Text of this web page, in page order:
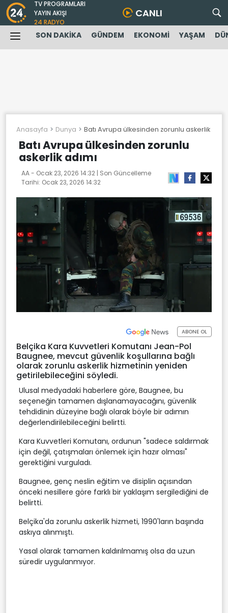
TV PROGRAMLARI
YAYIN AKIŞI
24 RADYO
CANLI
SON DAKİKA GÜNDEM EKONOMİ YAŞAM
Anasayfa Dunya Batı Avrupa ülkesinden zorunlu askerlik
Batı Avrupa ülkesinden zorunlu
askerlik adımı
AA - Ocak 23, 2026 14:32 | Son Güncelleme
Tarihi: Ocak 23, 2026 14:32
ABONE OL
Belçika Kara Kuvvetleri Komutanı Jean-Pol
Baugnee, mevcut güvenlik koşullarına bağlı
olarak zorunlu askerlik hizmetinin yeniden
getirilebileceğini söyledi.
Ulusal medyadaki haberlere göre, Baugnee, bu
seçeneğin tamamen dışlanamayacağını, güvenlik
tehdidinin düzeyine bağlı olarak böyle bir adımın
değerlendirilebileceğini belirtti.
Kara Kuvvetleri Komutanı, ordunun "sadece saldırmak
için değil, çatışmaları önlemek için hazır olması"
gerektiğini vurguladı.
Baugnee, genç neslin eğitim ve disiplin açısından
önceki nesillere göre farklı bir yaklaşım sergilediğini de
belirtti.
Belçika'da zorunlu askerlik hizmeti, 1990'ların başında
askıya alınmıştı.
Yasal olarak tamamen kaldırılmamış olsa da uzun
süredir uygulanmıyor.